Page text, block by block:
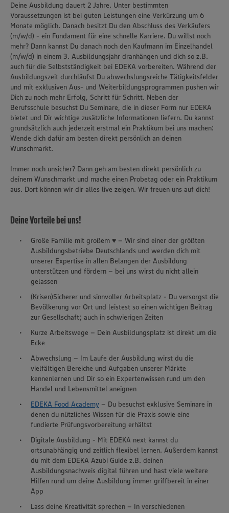
Wir setzen Cookies und andere Technologien ein, um Ihnen
Deine Ausbildung dauert 2 Jahre. Unter bestimmten
Voraussetzungen ist bei guten Leistungen eine Verkürzung um 6
Monate möglich. Danach besitzt Du den Abschluss des Verkäufers
(m/w/d) - ein Fundament für eine schnelle Karriere. Du willst noch
mehr? Dann kannst Du danach noch den Kaufmann im Einzelhandel
(m/w/d) in einem 3. Ausbildungsjahr dranhängen und dich so z.B.
auch für die Selbstständigkeit bei EDEKA vorbereiten. Während der
Ausbildungszeit durchläufst Du abwechslungsreiche Tätigkeitsfelder
und mit exklusiven Aus- und Weiterbildungsprogrammen pushen wir
Dich zu noch mehr Erfolg, Schritt für Schritt. Neben der
Berufsschule besuchst Du Seminare, die in dieser Form nur EDEKA
bietet und Dir wichtige zusätzliche Informationen liefern. Du kannst
grundsätzlich auch jederzeit erstmal ein Praktikum bei uns machen:
Wende dich dafür am besten direkt persönlich an deinen
Wunschmarkt.
Immer noch unsicher? Dann geh am besten direkt persönlich zu
deinem Wunschmarkt und mache einen Probetag oder ein Praktikum
aus. Dort können wir dir alles live zeigen. Wir freuen uns auf dich!
Deine Vorteile bei uns!
Große Familie mit großem ♥ – Wir sind einer der größten
Ausbildungsbetriebe Deutschlands und werden dich mit
unserer Expertise in allen Belangen der Ausbildung
unterstützen und fördern – bei uns wirst du nicht allein
gelassen
(Krisen)Sicherer und sinnvoller Arbeitsplatz - Du versorgst die
Bevölkerung vor Ort und leistest so einen wichtigen Beitrag
zur Gesellschaft; auch in schwierigen Zeiten
Kurze Arbeitswege – Dein Ausbildungsplatz ist direkt um die
Ecke
Abwechslung – Im Laufe der Ausbildung wirst du die
vielfältigen Bereiche und Aufgaben unserer Märkte
kennenlernen und Dir so ein Expertenwissen rund um den
Handel und Lebensmittel aneignen
EDEKA Food Academy – Du besuchst exklusive Seminare in
denen du nützliches Wissen für die Praxis sowie eine
fundierte Prüfungsvorbereitung erhältst
Digitale Ausbildung - Mit EDEKA next kannst du
ortsunabhängig und zeitlich flexibel lernen. Außerdem kannst
du mit dem EDEKA Azubi Guide z.B. deinen
Ausbildungsnachweis digital führen und hast viele weitere
Hilfen rund um deine Ausbildung immer griffbereit in einer
App
Lass deine Kreativität sprechen – In verschiedenen